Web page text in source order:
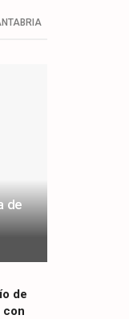
de
de
con